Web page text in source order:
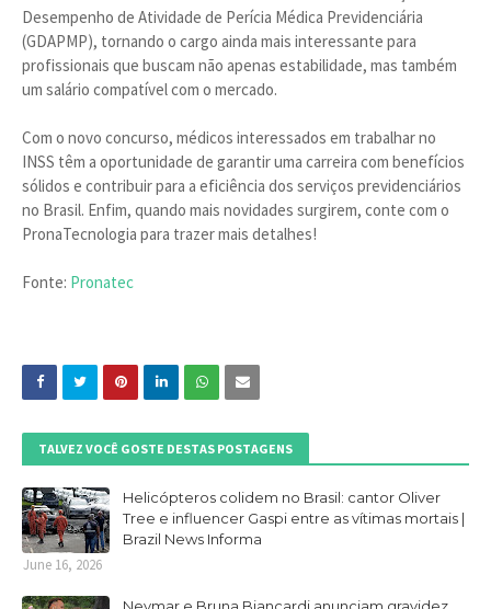
Desempenho de Atividade de Perícia Médica Previdenciária
(GDAPMP), tornando o cargo ainda mais interessante para
profissionais que buscam não apenas estabilidade, mas também
um salário compatível com o mercado.
Com o novo concurso, médicos interessados em trabalhar no
INSS têm a oportunidade de garantir uma carreira com benefícios
sólidos e contribuir para a eficiência dos serviços previdenciários
no Brasil. Enfim, quando mais novidades surgirem, conte com o
PronaTecnologia para trazer mais detalhes!
Fonte: Pronatec
TALVEZ VOCÊ GOSTE DESTAS POSTAGENS
Helicópteros colidem no Brasil: cantor Oliver
Tree e influencer Gaspi entre as vítimas mortais |
Brazil News Informa
June 16, 2026